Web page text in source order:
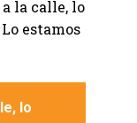
la calle, lo
estamos
lo